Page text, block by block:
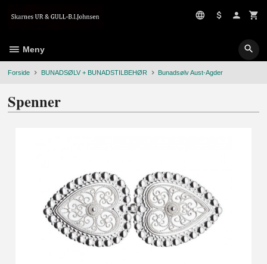
Meny
Forside BUNADSØLV + BUNADSTILBEHØR Bunadsølv Aust-Agder
Spenner